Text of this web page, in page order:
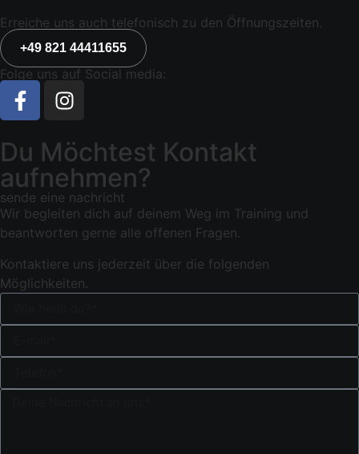
Erreiche uns auch telefonisch zu den Öffnungszeiten.
+49 821 44411655
Folge uns auf Social media:
Du Möchtest Kontakt
aufnehmen?
sende eine nachricht
Wir begleiten dich auf deinem Weg im Training und
beantworten gerne alle offenen Fragen.
Kontaktiere uns jederzeit über die folgenden
Möglichkeiten.